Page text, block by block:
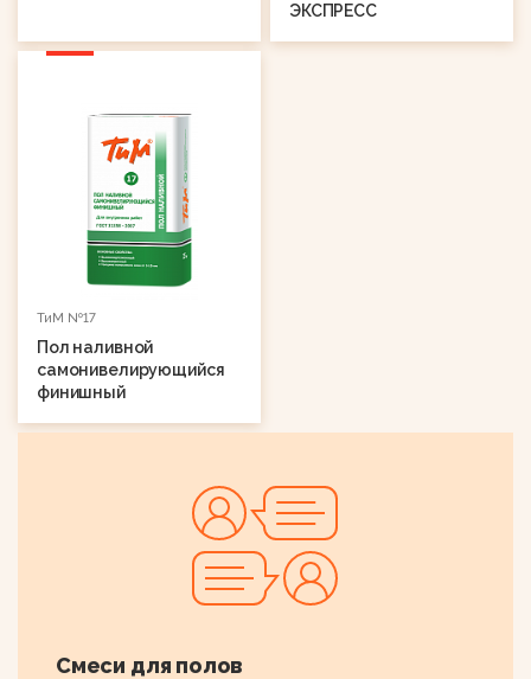
ЭКСПРЕСС
ТиМ №17
Пол наливной
самонивелирующийся
финишный
Смеси для полов